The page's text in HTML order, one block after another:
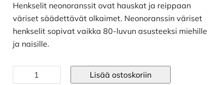
Henkselit neonoranssit ovat hauskat ja reippaan
väriset säädettävät olkaimet. Neonoranssin väriset
henkselit sopivat vaikka 80-luvun asusteeksi miehille
ja naisille.
Henkselit
neonoranssi
Lisää ostoskoriin